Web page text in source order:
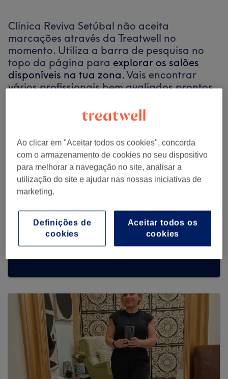
Clinica Reviva Setúbal não aceita
marcações através da Treatwell no
momento. Utiliza a barra de pesquisa no
topo da página para explorar os salões
disponíveis na tua zona.Vais encontrar
vários profissionais bem avaliados prontos
Encontrar os melhores centros perto de
ti
Ao clicar em "Aceitar todos os cookies", concorda
com o armazenamento de cookies no seu dispositivo
para melhorar a navegação no site, analisar a
utilização do site e ajudar nas nossas iniciativas de
marketing.
Aceitar todos os
cookies
Definições de
cookies